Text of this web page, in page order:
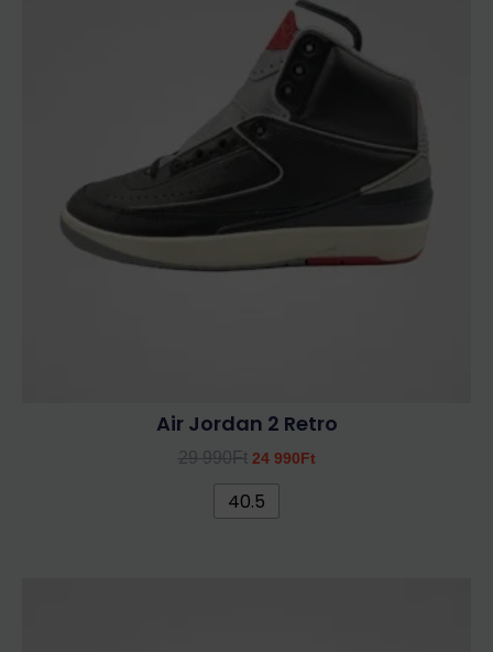
Air Jordan 2 Retro
29 990Ft
990Ft.
24 990Ft
is:
24
990Ft.
terméknek
több
variációja
változatok
a
ki
40.5